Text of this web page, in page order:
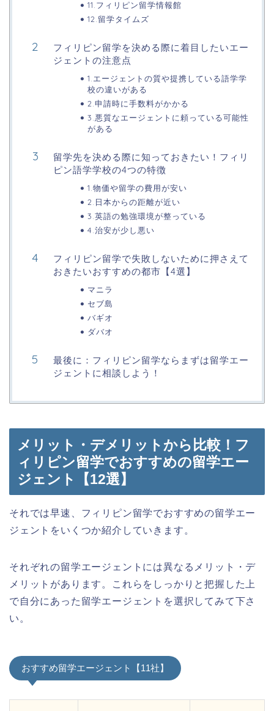
11.フィリピン留学情報館
12.留学タイムズ
フィリピン留学を決める際に着目したいエー
ジェントの注意点
1.エージェントの質や提携している語学学
校の違いがある
2.申請時に手数料がかかる
3.悪質なエージェントに頼っている可能性
がある
留学先を決める際に知っておきたい！フィリ
ピン語学学校の4つの特徴
1.物価や留学の費用が安い
2.日本からの距離が近い
3.英語の勉強環境が整っている
4.治安が少し悪い
フィリピン留学で失敗しないために押さえて
おきたいおすすめの都市【4選】
マニラ
セブ島
バギオ
ダバオ
最後に：フィリピン留学ならまずは留学エー
ジェントに相談しよう！
メリット・デメリットから比較！フ
ィリピン留学でおすすめの留学エー
ジェント【12選】
それでは早速、フィリピン留学でおすすめの留学エー
ジェントをいくつか紹介していきます。
それぞれの留学エージェントには異なるメリット・デ
メリットがあります。これらをしっかりと把握した上
で自分にあった留学エージェントを選択してみて下さ
い。
おすすめ留学エージェント【11社】